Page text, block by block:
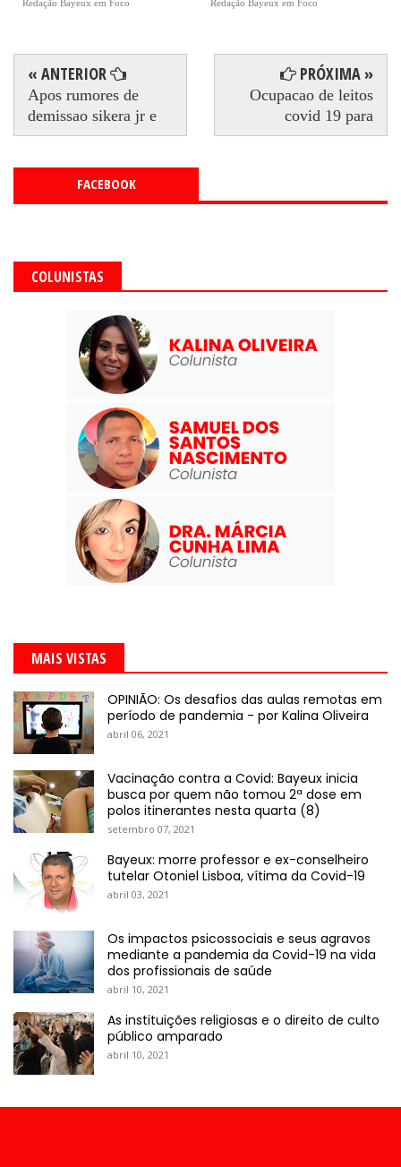
Redação Bayeux em Foco
Redação Bayeux em Foco
« ANTERIOR
Apos rumores de
demissao sikera jr e
PRÓXIMA »
Ocupacao de leitos
covid 19 para
FACEBOOK
COLUNISTAS
MAIS VISTAS
OPINIÃO: Os desafios das aulas remotas em
período de pandemia - por Kalina Oliveira
abril 06, 2021
Vacinação contra a Covid: Bayeux inicia
busca por quem não tomou 2ª dose em
polos itinerantes nesta quarta (8)
setembro 07, 2021
Bayeux: morre professor e ex-conselheiro
tutelar Otoniel Lisboa, vítima da Covid-19
abril 03, 2021
Os impactos psicossociais e seus agravos
mediante a pandemia da Covid-19 na vida
dos profissionais de saúde
abril 10, 2021
As instituições religiosas e o direito de culto
público amparado
abril 10, 2021